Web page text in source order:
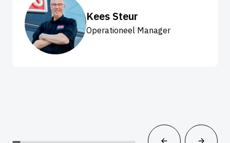
Kees Steur
Operationeel Manager